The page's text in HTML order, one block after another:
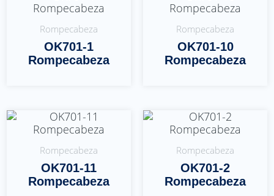
Rompecabeza
OK701-1
Rompecabeza
Rompecabeza
OK701-10
Rompecabeza
Rompecabeza
OK701-11
Rompecabeza
Rompecabeza
OK701-2
Rompecabeza